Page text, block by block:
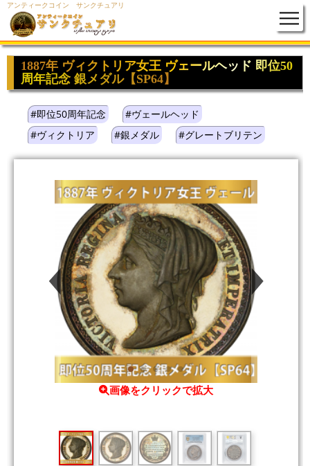
アンティークコイン サンクチュアリ
1887年 ヴィクトリア女王 ヴェールヘッド 即位50
周年記念 銀メダル【SP64】
#即位50周年記念
#ヴェールヘッド
#ヴィクトリア
#銀メダル #グレートブリテン
画像をクリックで拡大